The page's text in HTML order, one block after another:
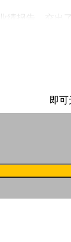
绩报告，交出了
即